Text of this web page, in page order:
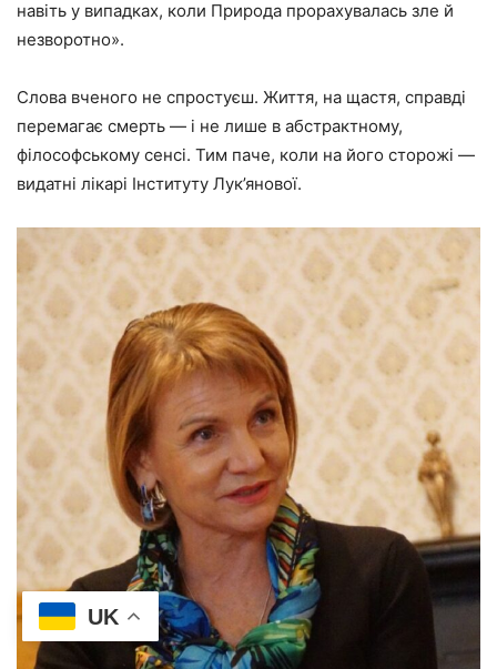
навіть у випадках, коли Природа прорахувалась зле й
незворотно».
Слова вченого не спростуєш. Життя, на щастя, справді
перемагає смерть — і не лише в абстрактному,
філософському сенсі. Тим паче, коли на його сторожі —
видатні лікарі Інституту Лук’янової.
UK